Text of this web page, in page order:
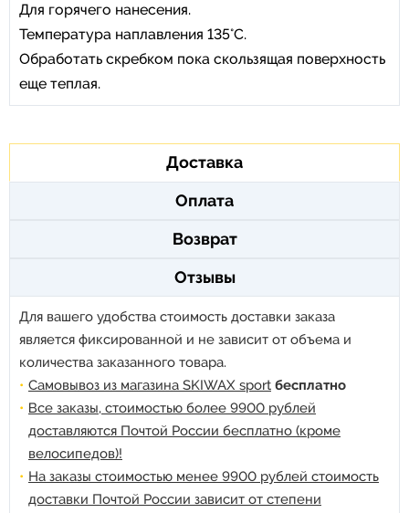
Для горячего нанесения.
Температура наплавления 135°C.
Обработать скребком пока скользящая поверхность
еще теплая.
Доставка
Оплата
Возврат
Отзывы
Для вашего удобства стоимость доставки заказа
является фиксированной и не зависит от объема и
количества заказанного товара.
Самовывоз из магазина SKIWAX sport бесплатно
Все заказы, стоимостью более 9900 рублей
доставляются Почтой России бесплатно (кроме
велосипедов)!
На заказы стоимостью менее 9900 рублей стоимость
доставки Почтой России зависит от степени